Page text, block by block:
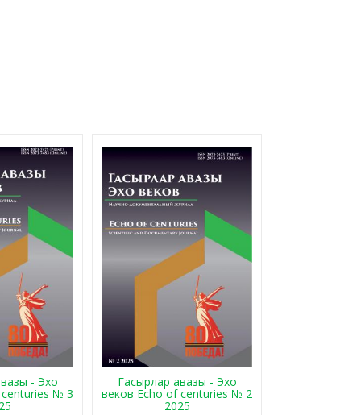
- Эхо
№ 3
Гасырлар авазы - Эхо
веков Echo of centuries № 2
2025